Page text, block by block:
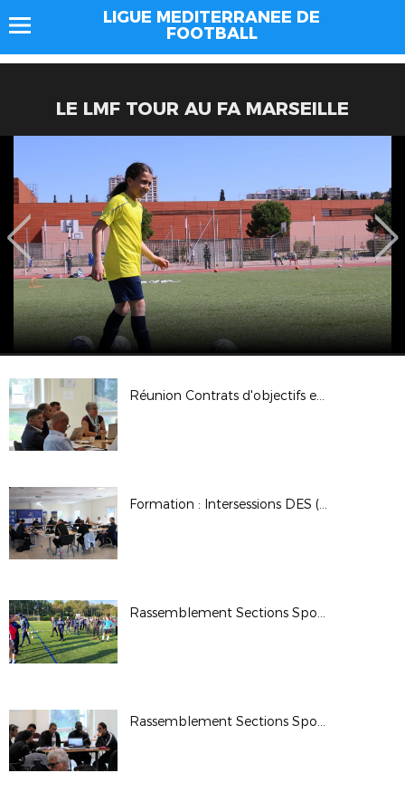
LIGUE MEDITERRANEE DE
FOOTBALL
LE LMF TOUR AU FA MARSEILLE
Réunion Contrats d'objectifs et Plan d'actions (Aix-en-Provence)
Formation : Intersessions DES (Aix-en-Provence)
Rassemblement Sections Sportives scolaires (2) (Luynes)
Rassemblement Sections Sportives scolaires (1) (Aix-en-Provence)